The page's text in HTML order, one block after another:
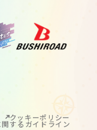
クッキーポリシー
するガイドライン